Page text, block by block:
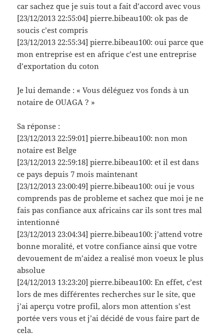
car sachez que je suis tout a fait d’accord avec vous
[23/12/2013 22:55:04] pierre.bibeau100: ok pas de
soucis c’est compris
[23/12/2013 22:55:34] pierre.bibeau100: oui parce que
mon entreprise est en afrique c’est une entreprise
d’exportation du coton
Je lui demande : « Vous déléguez vos fonds à un
notaire de OUAGA ? »
Sa réponse :
[23/12/2013 22:59:01] pierre.bibeau100: non mon
notaire est Belge
[23/12/2013 22:59:18] pierre.bibeau100: et il est dans
ce pays depuis 7 mois maintenant
[23/12/2013 23:00:49] pierre.bibeau100: oui je vous
comprends pas de probleme et sachez que moi je ne
fais pas confiance aux africains car ils sont tres mal
intentionné
[23/12/2013 23:04:34] pierre.bibeau100: j’attend votre
bonne moralité, et votre confiance ainsi que votre
devouement de m’aidez a realisé mon voeux le plus
absolue
[24/12/2013 13:23:20] pierre.bibeau100: En effet, c’est
lors de mes différentes recherches sur le site, que
j’ai aperçu votre profil, alors mon attention s’est
portée vers vous et j’ai décidé de vous faire part de
cela.